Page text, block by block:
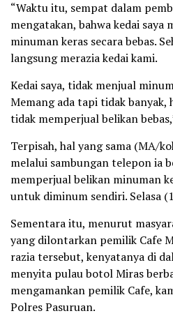
“Waktu itu, sempat dalam
mengatakan, bahwa kedai saya
minuman keras secara bebas.
langsung merazia kedai kami.
Kedai saya, tidak menjual
Memang ada tapi tidak banyak,
tidak memperjual belikan
Terpisah, hal yang sama (MA/
melalui sambungan telepon ia
memperjual belikan minuman
untuk diminum sendiri. Selasa
Sementara itu, menurut
yang dilontarkan pemilik Cafe
razia tersebut, kenyatanya di
menyita pulau botol Miras
mengamankan pemilik Cafe,
Polres Pasuruan.